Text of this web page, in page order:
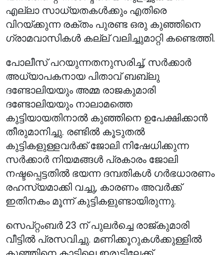
എല്ലാ സാധ്യതകൾക്കും എതിരെ
വിറയ്ക്കുന്ന രക്തം പുരണ്ട ഒരു കുഞ്ഞിനെ
ഗ്രാമവാസികൾ കല്ല് വലിച്ചുമാറ്റി കണ്ടെത്തി.
പോലീസ് പറയുന്നതനുസരിച്ച്, സർക്കാർ
അധ്യാപകനായ പിതാവ് ബബ്ലു
ദണ്ടോലിയയും അമ്മ രാജകുമാരി
ദണ്ടോലിയയും നാലാമത്തെ
കുട്ടിയായതിനാൽ കുഞ്ഞിനെ ഉപേക്ഷിക്കാൻ
തീരുമാനിച്ചു. രണ്ടിൽ കൂടുതൽ
കുട്ടികളുള്ളവർക്ക് ജോലി നിഷേധിക്കുന്ന
സർക്കാർ നിയമങ്ങൾ പ്രകാരം ജോലി
നഷ്ടപ്പെട്ടതിൽ ഭയന്ന ദമ്പതികൾ ഗർഭധാരണം
രഹസ്യമാക്കി വച്ചു, കാരണം അവർക്ക്
ഇതിനകം മൂന്ന് കുട്ടികളുണ്ടായിരുന്നു.
സെപ്റ്റംബർ 23 ന് പുലർച്ചെ രാജ്കുമാരി
വീട്ടിൽ പ്രസവിച്ചു. മണിക്കൂറുകൾക്കുള്ളിൽ